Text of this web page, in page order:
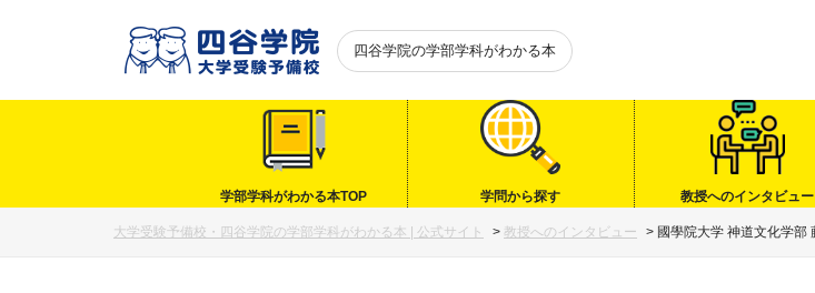
四谷学院の学部学科がわかる本
学部学科がわかる本TOP 学問から探す 教授へのインタビュー
大学受験予備校・四谷学院の学部学科がわかる本 | 公式サイト > 教授へのインタビュー > 國學院大学 神道文化学部